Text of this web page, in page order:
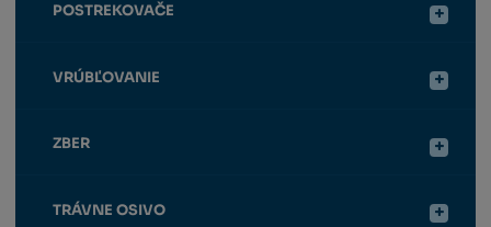
POSTREKOVAČE
VRÚBĽOVANIE
ZBER
TRÁVNE OSIVO